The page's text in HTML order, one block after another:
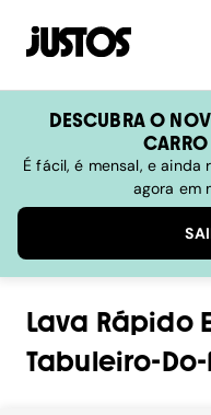
DESCUBRA O
É fácil, é mensal, e
agora em
Lava Rápido
Tabuleiro-